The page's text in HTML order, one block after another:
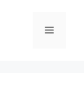
Menü